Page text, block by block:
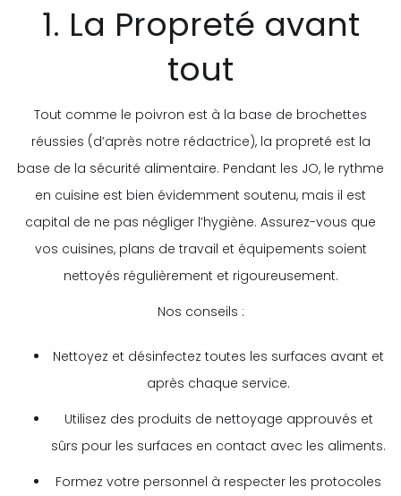
1. La Propreté avant
tout
Tout comme le poivron est à la base de brochettes
réussies (d’après notre rédactrice), la propreté est la
base de la sécurité alimentaire. Pendant les JO, le rythme
en cuisine est bien évidemment soutenu, mais il est
capital de ne pas négliger l’hygiène. Assurez-vous que
vos cuisines, plans de travail et équipements soient
nettoyés régulièrement et rigoureusement.
Nos conseils :
Nettoyez et désinfectez toutes les surfaces avant et
après chaque service.
Utilisez des produits de nettoyage approuvés et
sûrs pour les surfaces en contact avec les aliments.
Formez votre personnel à respecter les protocoles